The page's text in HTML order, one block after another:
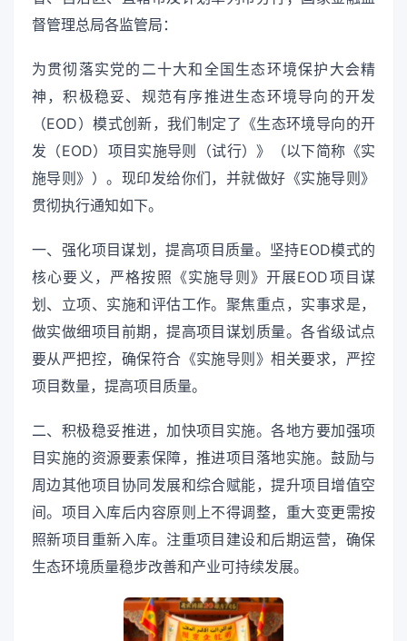
督管理总局各监管局：
为贯彻落实党的二十大和全国生态环境保护大会精
神，积极稳妥、规范有序推进生态环境导向的开发
（EOD）模式创新，我们制定了《生态环境导向的开
发（EOD）项目实施导则（试行）》（以下简称《实
施导则》）。现印发给你们，并就做好《实施导则》
贯彻执行通知如下。
一、强化项目谋划，提高项目质量。坚持EOD模式的
核心要义，严格按照《实施导则》开展EOD项目谋
划、立项、实施和评估工作。聚焦重点，实事求是，
做实做细项目前期，提高项目谋划质量。各省级试点
要从严把控，确保符合《实施导则》相关要求，严控
项目数量，提高项目质量。
二、积极稳妥推进，加快项目实施。各地方要加强项
目实施的资源要素保障，推进项目落地实施。鼓励与
周边其他项目协同发展和综合赋能，提升项目增值空
间。项目入库后内容原则上不得调整，重大变更需按
照新项目重新入库。注重项目建设和后期运营，确保
生态环境质量稳步改善和产业可持续发展。